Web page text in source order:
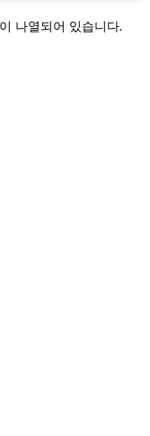
나열되어 있습니다.